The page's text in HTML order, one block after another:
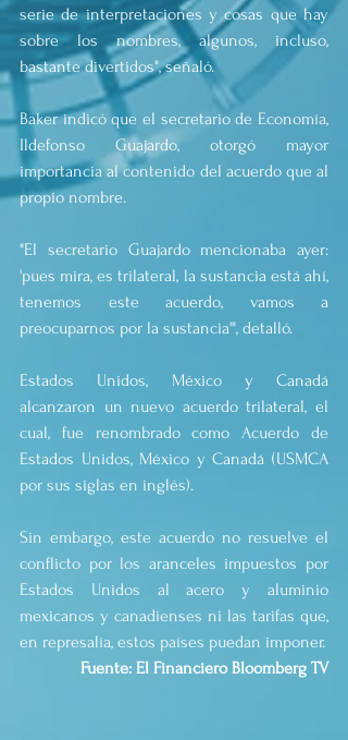
serie de interpretaciones y cosas que hay
sobre los nombres, algunos, incluso,
bastante divertidos", señaló.
Baker indicó que el secretario de Economía,
Ildefonso Guajardo, otorgó mayor
importancia al contenido del acuerdo que al
propio nombre.
"El secretario Guajardo mencionaba ayer:
'pues mira, es trilateral, la sustancia está ahí,
tenemos este acuerdo, vamos a
preocuparnos por la sustancia'", detalló.
Estados Unidos, México y Canadá
alcanzaron un nuevo acuerdo trilateral, el
cual, fue renombrado como Acuerdo de
Estados Unidos, México y Canadá (USMCA
por sus siglas en inglés).
Sin embargo, este acuerdo no resuelve el
conflicto por los aranceles impuestos por
Estados Unidos al acero y aluminio
mexicanos y canadienses ni las tarifas que,
en represalía, estos países puedan imponer.
Fuente: El Financiero Bloomberg TV